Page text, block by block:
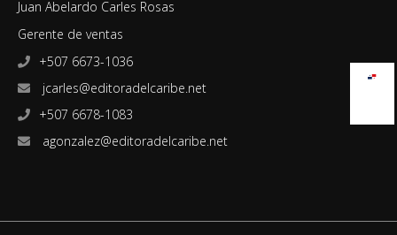
Juan Abelardo Carles Rosas
Gerente de ventas
+507 6673-1036
jcarles@editoradelcaribe.net
+507 6678-1083
agonzalez@editoradelcaribe.net